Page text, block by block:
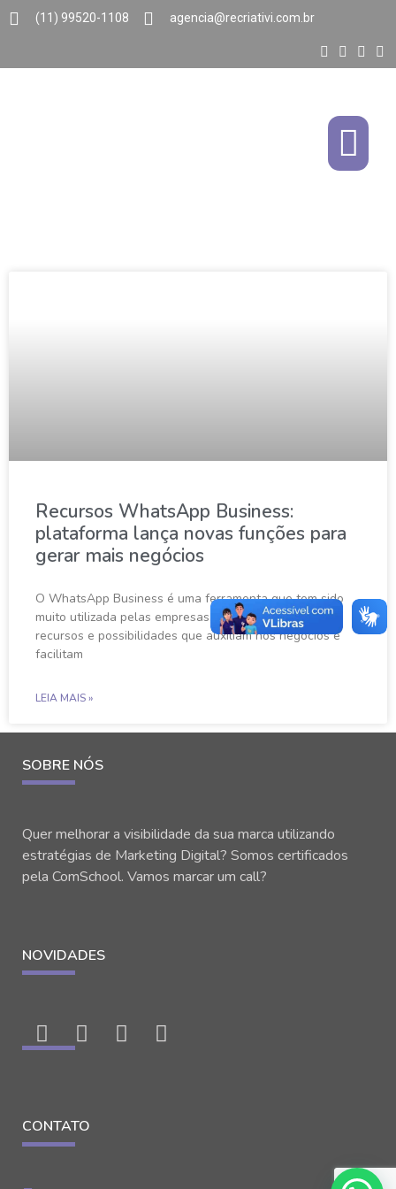
(11) 99520-1108 agencia@recriativi.com.br
Recursos WhatsApp Business:
plataforma lança novas funções para
gerar mais negócios
O WhatsApp Business é uma ferramenta que tem sido
muito utilizada pelas empresas, pois oferece inúmeros
recursos e possibilidades que auxiliam nos negócios e
facilitam
LEIA MAIS »
SOBRE NÓS
Quer melhorar a visibilidade da sua marca utilizando
estratégias de Marketing Digital? Somos certificados
pela ComSchool. Vamos marcar um call?
NOVIDADES
CONTATO